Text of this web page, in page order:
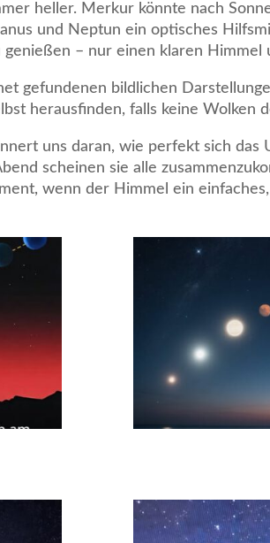
heller. Merkur könnte nach
und Neptun ein optisches
genießen – nur einen klaren Himmel
gefundenen bildlichen
herausfinden, falls keine Wolken
uns daran, wie perfekt sich
scheinen sie alle
wenn der Himmel ein